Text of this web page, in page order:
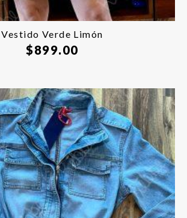
Vestido Verde Limón
$899.00